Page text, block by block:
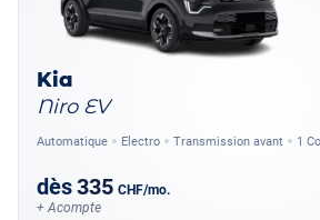
Kia
Niro EV
Automatique Electro Transmission avant 1
dès335 CHF/mo.
+ Acompte